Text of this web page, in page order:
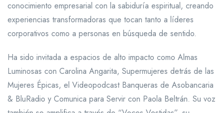
conocimiento empresarial con la sabiduría espiritual, creando
experiencias transformadoras que tocan tanto a líderes
corporativos como a personas en búsqueda de sentido.
Ha sido invitada a espacios de alto impacto como Almas
Luminosas con Carolina Angarita, Supermujeres detrás de las
Mujeres Épicas, el Videopodcast Banqueras de Asobancaria
& BluRadio y Comunica para Servir con Paola Beltrán. Su voz